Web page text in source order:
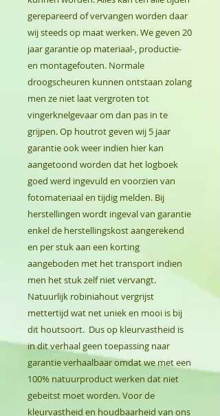
gerepareerd of vervangen worden daar
wij steeds op maat werken. We geven 20
jaar garantie op materiaal-, productie-
en montagefouten. Normale
droogscheuren kunnen ontstaan zolang
men ze niet laat vergroten tot
vingerknelgevaar om dan pas in te
grijpen. Op houtrot geven wij 5 jaar
garantie ook weer indien hier kan
aangetoond worden dat het logboek
goed werd ingevuld en voorzien van
fotomateriaal en tijdig melden. Bij
herstellingen wordt ingeval van garantie
enkel de herstellingskost aangerekend
en per stuk aan een korting
aangeboden met het transport indien
men het stuk zelf niet vervangt.
Natuurlijk robiniahout vergrijst
mettertijd wat net uniek en mooi is bij
dit houtsoort. Dus op kleurvastheid is
in dit verhaal geen toepassing naar
garantie verhaalbaar omdat we met een
100% natuurproduct werken dat niet
gebeitst moet worden. Voor de
kleurvastheid en houdbaarheid van ons